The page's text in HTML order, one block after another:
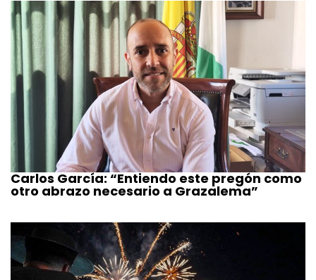
Carlos García: “Entiendo este pregón como
otro abrazo necesario a Grazalema”